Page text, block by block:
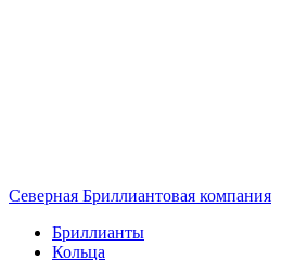
Северная Бриллиантовая компания
Бриллианты
Кольца